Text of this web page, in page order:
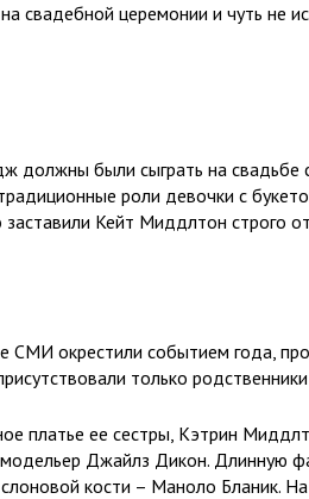
свадебной церемонии и чуть не
должны были сыграть на
роли девочки с
заставили Кейт Миддлтон строго
СМИ окрестили событием года,
только
платье ее сестры, Кэтрин
модельер Джайлз Дикон. Длинную
кости – Маноло Бланик.